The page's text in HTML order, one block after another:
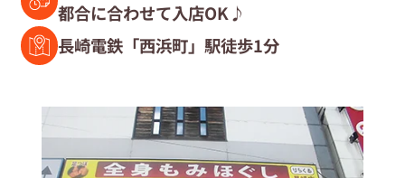
復職セラピスト募集
コラム一覧
都合に合わせて入店OK♪
長崎電鉄「西浜町」駅徒歩1分